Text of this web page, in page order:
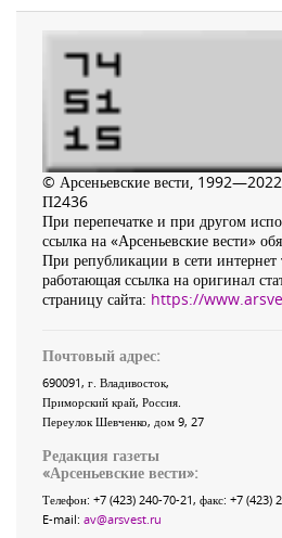
© Арсеньевские вести,
П2436
При перепечатке и при другом
ссылка на «Арсеньевские вести»
При републикации в сети интернет
работающая ссылка на оригинал
страницу сайта: https://
Почтовый адрес:
690091, г. Владивосток,
Приморский край, Россия
Переулок Шевченко, дом 9, 27
Редакция газеты
«Арсеньевские вести»:
Телефон: +7 (423) 240-70-21, факс: +7 (423)
E-mail: av@arsvest.ru